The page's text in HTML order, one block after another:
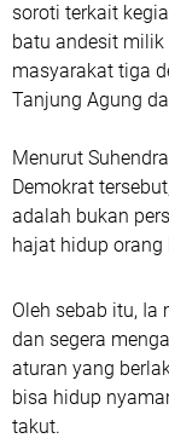
soroti terkait
batu andesit milik
masyarakat tiga
Tanjung Agung
Menurut
Demokrat
adalah bukan
hajat hidup orang
Oleh sebab itu,
dan segera
aturan yang
bisa hidup
takut.